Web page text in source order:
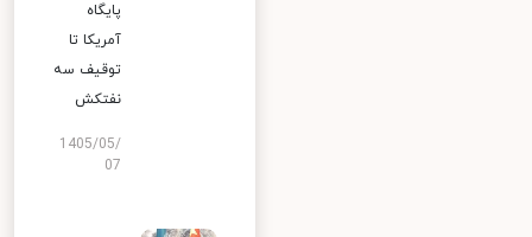
پایگاه
آمریکا تا
توقیف سه
نفتکش
1405/05/
07